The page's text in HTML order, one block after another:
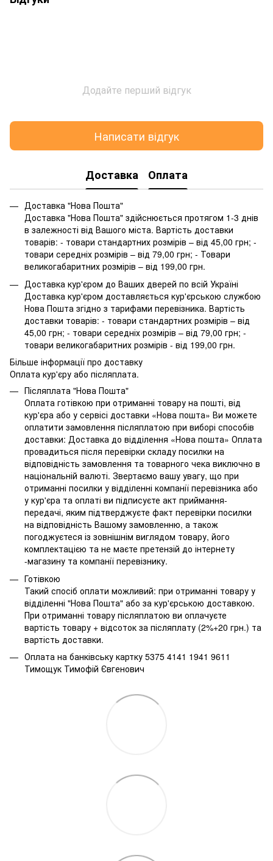
Додайте перший відгук
Написати відгук
Доставка Оплата
Доставка "Нова Пошта"
Доставка "Нова Пошта" здійснюється протягом 1-3 днів
в залежності від Вашого міста. Вартість доставки
товарів: - товари стандартних розмірів – від 45,00 грн; -
товари середніх розмірів – від 79,00 грн; - Товари
великогабаритних розмірів – від 199,00 грн.
Доставка кур'єром до Ваших дверей по всій Україні
Доставка кур'єром доставляється кур'єрською службою
Нова Пошта згідно з тарифами перевізника. Вартість
доставки товарів: - товари стандартних розмірів – від
45,00 грн; - товари середніх розмірів – від 79,00 грн; -
товари великогабаритних розмірів - від 199,00 грн.
Більше інформації про доставку
Оплата кур'єру або післяплата.
Післяплата "Нова Пошта"
Оплата готівкою при отриманні товару на пошті, від
кур'єра або у сервісі доставки «Нова пошта» Ви можете
оплатити замовлення післяплатою при виборі способів
доставки: Доставка до відділення «Нова пошта» Оплата
провадиться після перевірки складу посилки на
відповідність замовлення та товарного чека виключно в
національній валюті. Звертаємо вашу увагу, що при
отриманні посилки у відділенні компанії перевізника або
у кур'єра та оплаті ви підписуєте акт приймання-
передачі, яким підтверджуєте факт перевірки посилки
на відповідність Вашому замовленню, а також
погоджуєтеся із зовнішнім виглядом товару, його
комплектацією та не маєте претензій до інтернету
-магазину та компанії перевізнику.
Готівкою
Такий спосіб оплати можливий: при отриманні товару у
відділенні "Нова Пошта" або за кур'єрською доставкою.
При отриманні товару післяплатою ви оплачуєте
вартість товару + відсоток за післяплату (2%+20 грн.) та
вартість доставки.
Оплата на банківську картку 5375 4141 1941 9611
Тимощук Тимофій Євгенович